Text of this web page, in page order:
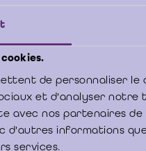
de personnaliser
et d'analyser
avec nos partenaires
d'autres informations
services.
les actionnaires
comptes annuels tant qu’ils
date du rapport du commissaire